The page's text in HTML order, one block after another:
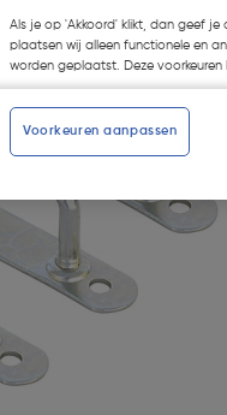
Als je op 'Akkoord' klikt, dan geef je
plaatsen wij alleen functionele en
worden geplaatst. Deze
Voorkeuren aanpassen